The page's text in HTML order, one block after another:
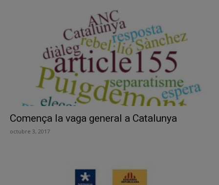
Comença la vaga general a Catalunya
octubre 3, 2017